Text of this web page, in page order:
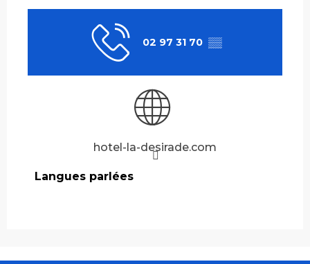
02 97 31 70 ▒▒
hotel-la-desirade.com
Langues parlées
Langues parlées